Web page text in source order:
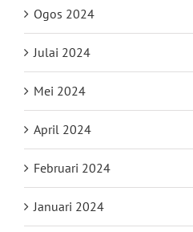
Ogos 2024
Julai 2024
Mei 2024
April 2024
Februari 2024
Januari 2024